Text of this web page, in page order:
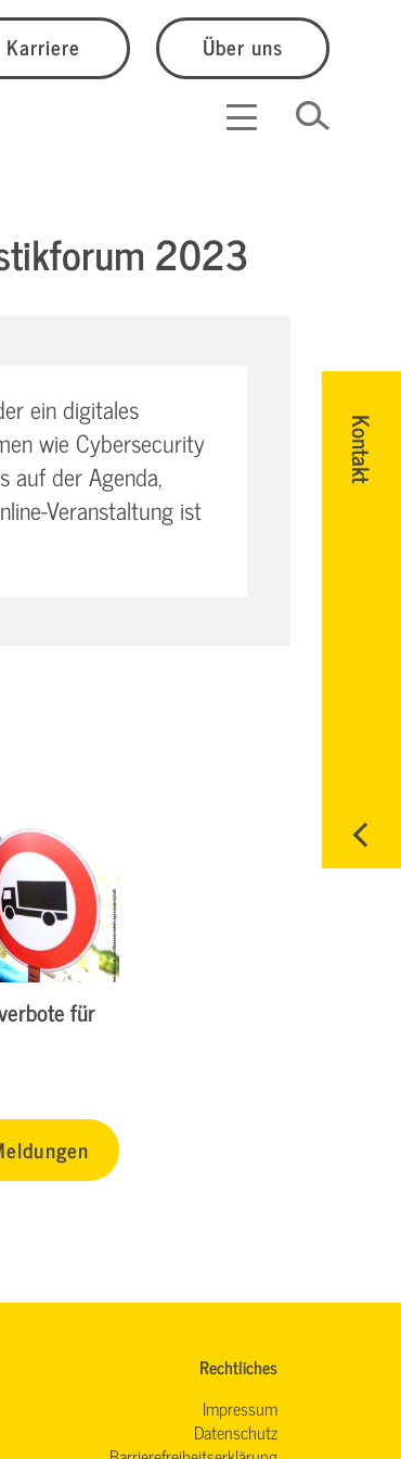
Karriere Über uns
Kontakt
2023
ein digitales
wie Cybersecurity
auf der Agenda,
Veranstaltung ist
für
Rechtliches
Impressum
Datenschutz